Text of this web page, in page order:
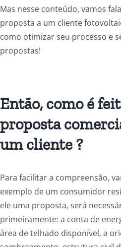
Mas nesse conteúdo, vamos
proposta a um cliente
como otimizar seu processo e
propostas!
Então, como é
proposta
um cliente ?
Para facilitar a compreensão,
exemplo de um consumidor
ele uma proposta, será
primeiramente: a conta de
área de telhado disponível, a